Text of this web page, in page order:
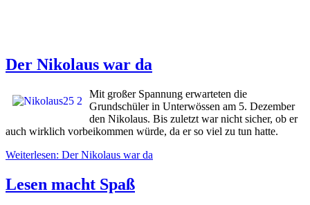
Der Nikolaus war da
Mit großer Spannung erwarteten die
Grundschüler in Unterwössen am 5. Dezember
den Nikolaus. Bis zuletzt war nicht sicher, ob er
auch wirklich vorbeikommen würde, da er so viel zu tun hatte.
Weiterlesen: Der Nikolaus war da
Lesen macht Spaß